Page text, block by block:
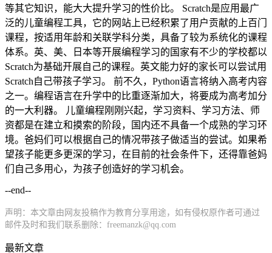
等其它知识，能大大提升学习的性价比。 Scratch是应用最广
泛的儿童编程工具，它的网站上已经积累了用户贡献的上百门
课程，按适用年龄和关联学科分类，具备了较为系统化的课程
体系。英、美、日本等开展编程学习的国家有不少的学校都以
Scratch为基础开展自己的课程。英文能力好的家长可以尝试用
Scratch自己带孩子学习。 前不久，Python语言将纳入高考内容
之一。编程语言在升学中的比重逐渐加大，将要成为高考加分
的一大利器。 儿童编程刚刚兴起，学习资料、学习方法、师
资都是在建立和摸索的阶段，国内还不具备一个成熟的学习环
境。爸妈们可以根据自己的情况带孩子做适当的尝试。如果希
望孩子能更多更深的学习，在目前的社会条件下，还得靠爸妈
们自己多用心，为孩子创造好的学习机会。
--end--
声明：本文章由网友投稿作为教育分享用途，如有侵权原作者可通过
邮件及时和我们联系删除：freemanzk@qq.com
最新文章